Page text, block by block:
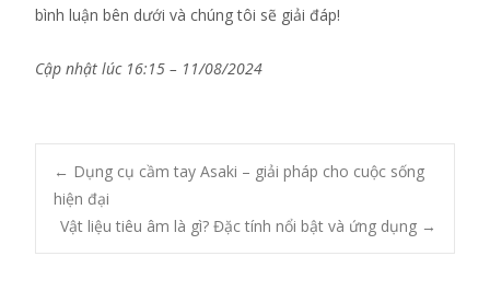
bình luận bên dưới và chúng tôi sẽ giải đáp!
Cập nhật lúc 16:15 – 11/08/2024
Post
navigation
← Dụng cụ cầm tay Asaki – giải pháp cho cuộc sống
hiện đại
Vật liệu tiêu âm là gì? Đặc tính nổi bật và ứng dụng →